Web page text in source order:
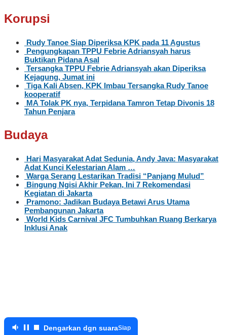
Korupsi
Rudy Tanoe Siap Diperiksa KPK pada 11 Agustus
Pengungkapan TPPU Febrie Adriansyah harus
Buktikan Pidana Asal
Tersangka TPPU Febrie Adriansyah akan Diperiksa
Kejagung, Jumat ini
Tiga Kali Absen, KPK Imbau Tersangka Rudy Tanoe
kooperatif
MA Tolak PK nya, Terpidana Tamron Tetap Divonis 18
Tahun Penjara
Budaya
Hari Masyarakat Adat Sedunia, Andy Java: Masyarakat
Adat Kunci Kelestarian Alam …
Warga Serang Lestarikan Tradisi “Panjang Mulud”
Bingung Ngisi Akhir Pekan, Ini 7 Rekomendasi
Kegiatan di Jakarta
Pramono: Jadikan Budaya Betawi Arus Utama
Pembangunan Jakarta
World Kids Carnival JFC Tumbuhkan Ruang Berkarya
Inklusi Anak
Dengarkan dgn suaraSiap